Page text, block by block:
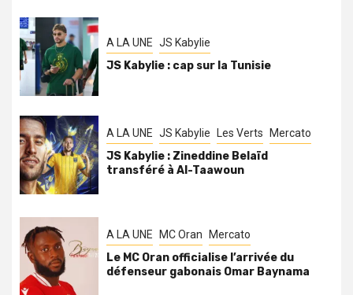
A LA UNE JS Kabylie
JS Kabylie : cap sur la Tunisie
A LA UNE JS Kabylie Les Verts Mercato
JS Kabylie : Zineddine Belaïd
transféré à Al-Taawoun
A LA UNE MC Oran Mercato
Le MC Oran officialise l’arrivée du
défenseur gabonais Omar Baynama